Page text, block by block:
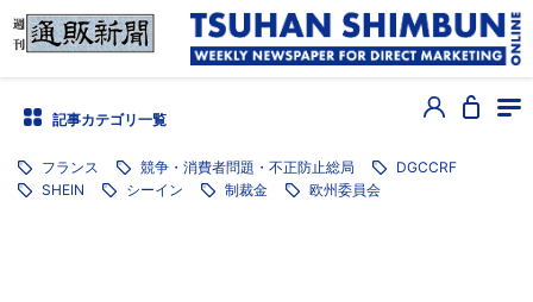
記事カテゴリ一覧
フランス 競争・消費者問題・不正防止総局
DGCCRF
SHEIN
シーイン 制裁金 欧州委員会